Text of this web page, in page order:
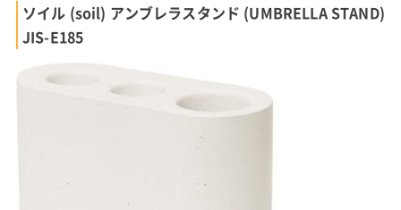
ソイル (soil) アンブレラスタンド (UMBRELLA STAND)
JIS-E185